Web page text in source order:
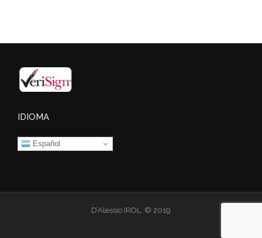
IDIOMA
Español
D’Alessio IROL. © 2019